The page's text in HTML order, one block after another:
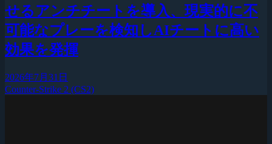
せるアンチチートを導入、現実的に不
可能なプレーを検知しAIチートに高い
効果を発揮
2026年7月31日
Counter-Strike 2 (CS2)